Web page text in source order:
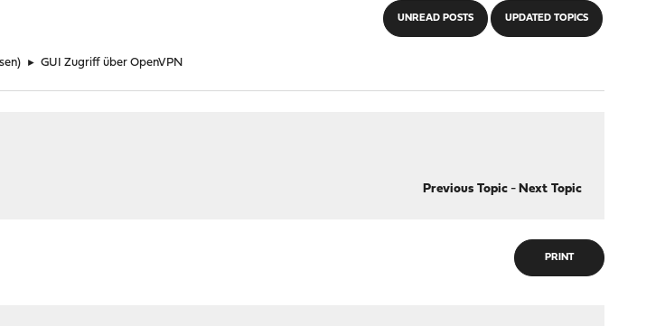
UNREAD POSTS UPDATED TOPICS
) ► GUI Zugriff über OpenVPN
Previous Topic- Next Topic
PRINT